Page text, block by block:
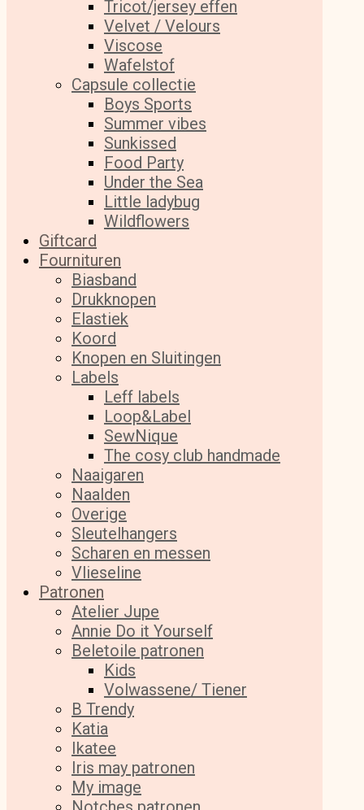
Tricot/jersey effen
Velvet / Velours
Viscose
Wafelstof
Capsule collectie
Boys Sports
Summer vibes
Sunkissed
Food Party
Under the Sea
Little ladybug
Wildflowers
Giftcard
Fournituren
Biasband
Drukknopen
Elastiek
Koord
Knopen en Sluitingen
Labels
Leff labels
Loop&Label
SewNique
The cosy club handmade
Naaigaren
Naalden
Overige
Sleutelhangers
Scharen en messen
Vlieseline
Patronen
Atelier Jupe
Annie Do it Yourself
Beletoile patronen
Kids
Volwassene/ Tiener
B Trendy
Katia
Ikatee
Iris may patronen
My image